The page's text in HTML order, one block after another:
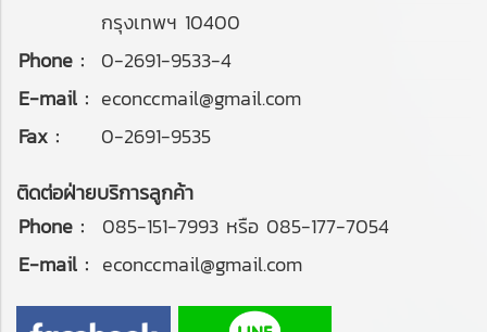
กรุงเทพฯ 10400
Phone :
0-2691-9533-4
E-mail : econccmail@gmail.com
Fax :
0-2691-9535
ติดต่อฝ่ายบริการลูกค้า
Phone :
085-151-7993 หรือ 085-177-7054
E-mail : econccmail@gmail.com